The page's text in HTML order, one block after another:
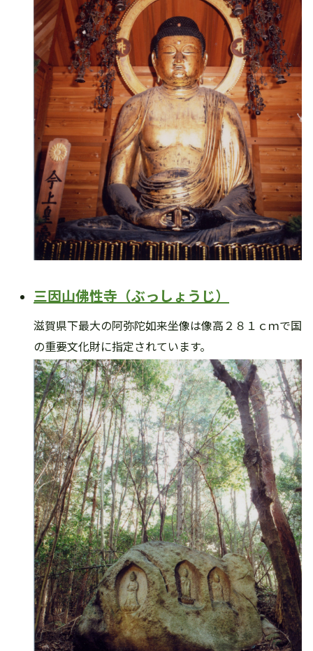
三因山佛性寺（ぶっしょうじ）
滋賀県下最大の阿弥陀如来坐像は像高２８１ｃｍで国
の重要文化財に指定されています。